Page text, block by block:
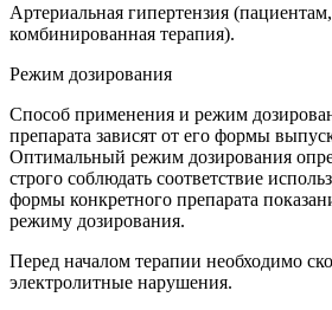
Артериальная гипертензия
комбинированная терапия).
Режим дозирования
Способ применения и режим
препарата зависят от его формы
Оптимальный режим дозирования
строго соблюдать соответствие
формы конкретного препарата
режиму дозирования.
Перед началом терапии необходимо
электролитные нарушения.